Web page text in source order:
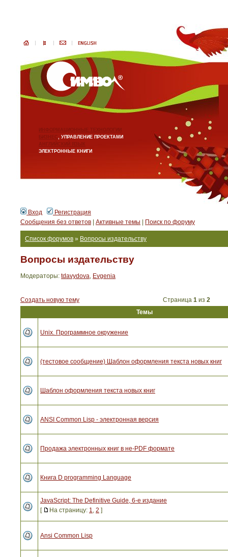
ИНФОРМАЦИОННЫЕ ТЕХНОЛОГИИ
БИЗНЕС, УПРАВЛЕНИЕ ПРОЕКТАМИ
АНГЛИЙСКИЙ ЯЗЫК
ЭЛЕКТРОННЫЕ КНИГИ
Вход
Регистрация
Сообщения без ответов
Активные темы Поиск по форуму
Список форумов » Вопросы издательству
Вопросы издательству
Модераторы: tdavydova, Evgenia
Создать новую тему Страница 1 из 2
Темы
Unix. Программное окружение
(тестовое сообщение) Шаблон оформления текста новых книг
Шаблон оформления текста новых книг
ANSI Common Lisp - электронная версия
Продажа электронных книг в не-PDF формате
Книга D programming Language
JavaScript: The Definitive Guide, 6-е издание
[
На страницу: 1, 2 ]
Ansi Common Lisp